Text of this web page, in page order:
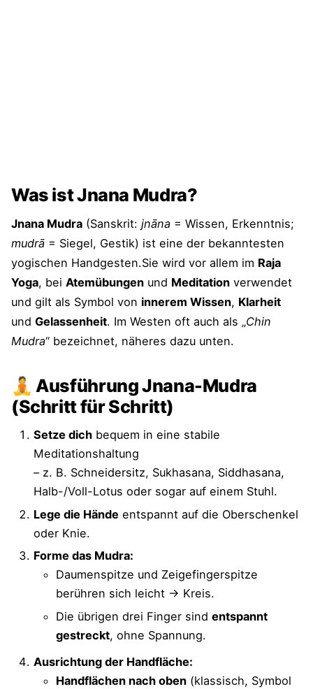
Was ist Jnana Mudra?
Jnana Mudra (Sanskrit: jnāna = Wissen, Erkenntnis;
mudrā = Siegel, Gestik) ist eine der bekanntesten
yogischen Handgesten.Sie wird vor allem im Raja
Yoga, bei Atemübungen und Meditation verwendet
und gilt als Symbol von innerem Wissen, Klarheit
und Gelassenheit. Im Westen oft auch als „Chin
Mudra“ bezeichnet, näheres dazu unten.
🧘 Ausführung Jnana-Mudra
(Schritt für Schritt)
Setze dich bequem in eine stabile
Meditationshaltung
– z. B. Schneidersitz, Sukhasana, Siddhasana,
Halb-/Voll-Lotus oder sogar auf einem Stuhl.
Lege die Hände entspannt auf die Oberschenkel
oder Knie.
Forme das Mudra:
Daumenspitze und Zeigefingerspitze
berühren sich leicht → Kreis.
Die übrigen drei Finger sind entspannt
gestreckt, ohne Spannung.
Ausrichtung der Handfläche:
Handflächen nach oben (klassisch, Symbol